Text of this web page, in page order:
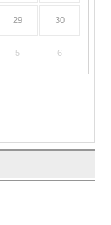
29 30
5 6